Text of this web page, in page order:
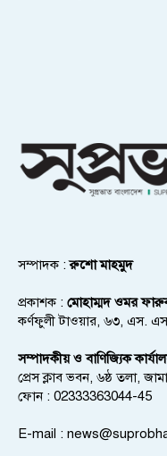
সম্পাদক :রুশো মাহমুদ
প্রকাশক : মোহাম্মদ ওমর
কর্ণফুলী টাওয়ার, ৬৩, এস.
সম্পাদকীয় ও বাণিজ্যিক
প্রেস ক্লাব ভবন, ৬ষ্ঠ তলা,
ফোন : 02333363044-45
E-mail :